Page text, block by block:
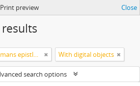
Print preview Close
Carl Michael Bellman: Fredmans epistlar m.m. With digital objects
search options